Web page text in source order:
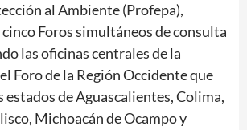
al Ambiente (Profepa),
Foros simultáneos de consulta
las oficinas centrales de la
Foro de la Región Occidente que
estados de Aguascalientes, Colima,
Michoacán de Ocampo y